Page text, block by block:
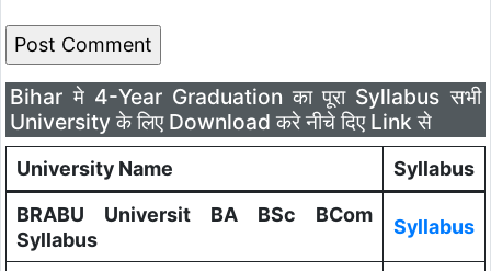
Bihar मे 4-Year Graduation का पूरा Syllabus सभी
University के लिए Download करे नीचे दिए Link से
University Name
Syllabus
BRABU Universit BA BSc BCom
Syllabus
Syllabus